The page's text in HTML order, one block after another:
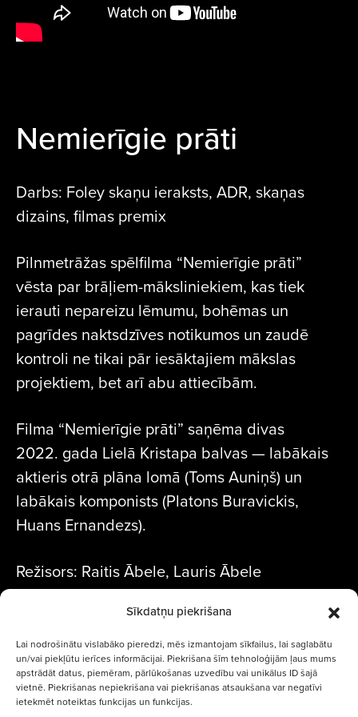
Sīkdatņu piekrišana
Lai nodrošinātu vislabāko pieredzi, mēs izmantojam sīkfailus, lai saglabātu
un/vai piekļūtu ierīces informācijai. Piekrišana šīm tehnoloģijām ļaus mums
apstrādāt datus, piemēram, pārlūkošanas uzvedību vai unikālus ID šajā
vietnē. Piekrišanas nepiekrišana vai piekrišanas atsaukšana var negatīvi
ietekmēt noteiktas funkcijas un funkcijas.
Nemierīgie prāti
Darbs: Foley skaņu ieraksts, ADR, skaņas
dizains, filmas premix
Pilnmetrāžas spēlfilma “Nemierīgie prāti”
vēsta par brāļiem-māksliniekiem, kas tiek
ierauti nepareizu lēmumu, bohēmas un
pagrīdes naktsdzīves notikumos un zaudē
kontroli ne tikai pār iesāktajiem mākslas
projektiem, bet arī abu attiecībām.
Filma “Nemierīgie prāti” saņēma divas
2022. gada Lielā Kristapa balvas — labākais
aktieris otrā plāna lomā (Toms Auniņš) un
labākais komponists (Platons Buravickis,
Huans Ernandezs).
Režisors: Raitis Ābele, Lauris Ābele